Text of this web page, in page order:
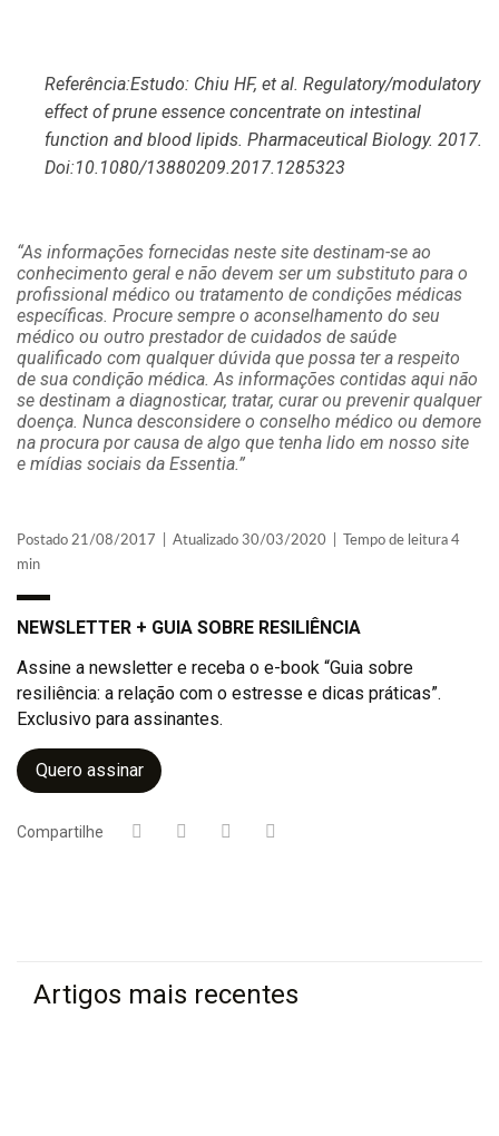
Referência:Estudo: Chiu HF, et al. Regulatory/modulatory
effect of prune essence concentrate on intestinal
function and blood lipids. Pharmaceutical Biology. 2017.
Doi:10.1080/13880209.2017.1285323
“As informações fornecidas neste site destinam-se ao
conhecimento geral e não devem ser um substituto para o
profissional médico ou tratamento de condições médicas
específicas. Procure sempre o aconselhamento do seu
médico ou outro prestador de cuidados de saúde
qualificado com qualquer dúvida que possa ter a respeito
de sua condição médica. As informações contidas aqui não
se destinam a diagnosticar, tratar, curar ou prevenir qualquer
doença. Nunca desconsidere o conselho médico ou demore
na procura por causa de algo que tenha lido em nosso site
e mídias sociais da Essentia.”
Postado 21/08/2017 | Atualizado 30/03/2020 | Tempo de leitura 4
min
NEWSLETTER + GUIA SOBRE RESILIÊNCIA
Assine a newsletter e receba o e-book “Guia sobre
resiliência: a relação com o estresse e dicas práticas”.
Exclusivo para assinantes.
Quero assinar
Compartilhe
Artigos mais recentes